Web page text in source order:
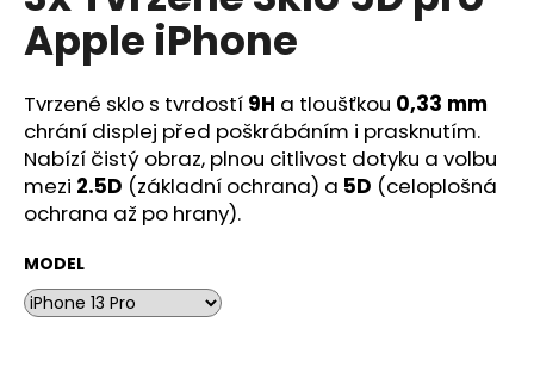
0,0
z
hvězdiček.
Apple iPhone
Tvrzené sklo s tvrdostí 9H a tloušťkou 0,33 mm
chrání displej před poškrábáním i prasknutím.
Nabízí čistý obraz, plnou citlivost dotyku a volbu
mezi 2.5D (základní ochrana) a 5D (celoplošná
ochrana až po hrany).
MODEL
a
j
í
t
?